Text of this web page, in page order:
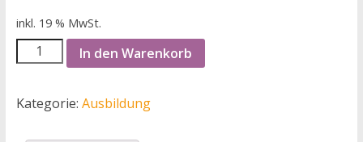
inkl. 19 % MwSt.
Forecast
–
Menge
In den Warenkorb
Kategorie: Ausbildung